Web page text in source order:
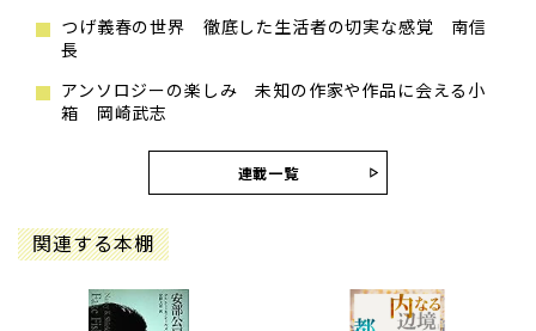
つげ義春の世界 徹底した生活者の切実な感覚 南信
長
アンソロジーの楽しみ 未知の作家や作品に会える小
箱 岡崎武志
連載一覧
関連する本棚